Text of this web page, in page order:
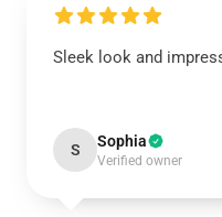
Sleek look and
S Sophia
Verified owner